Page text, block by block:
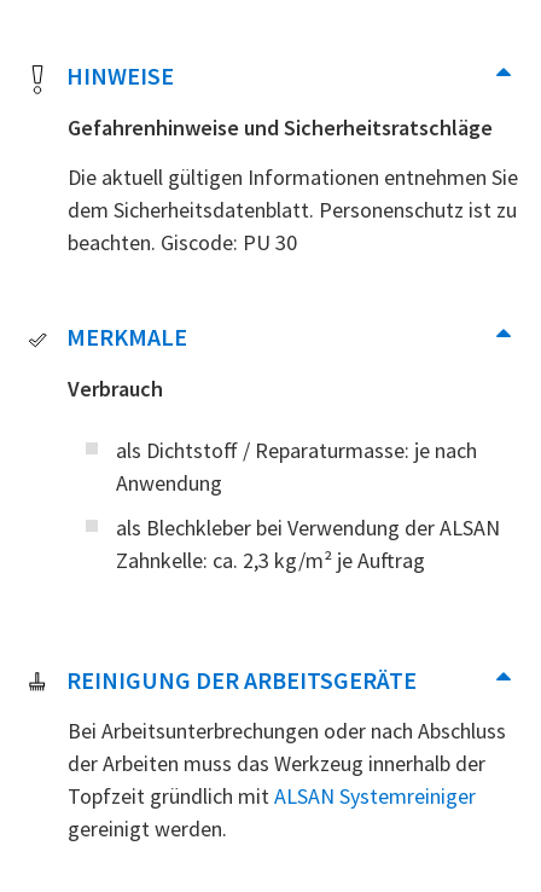
HINWEISE
Gefahrenhinweise und Sicherheitsratschläge
Die aktuell gültigen Informationen entnehmen Sie
dem Sicherheitsdatenblatt. Personenschutz ist zu
beachten. Giscode: PU 30
MERKMALE
Verbrauch
als Dichtstoff / Reparaturmasse: je nach
Anwendung
als Blechkleber bei Verwendung der ALSAN
Zahnkelle: ca. 2,3 kg/m² je Auftrag
REINIGUNG DER ARBEITSGERÄTE
Bei Arbeitsunterbrechungen oder nach Abschluss
der Arbeiten muss das Werkzeug innerhalb der
Topfzeit gründlich mit ALSAN Systemreiniger
gereinigt werden.